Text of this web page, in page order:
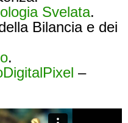
Svelata.
Bilancia e dei
.
–